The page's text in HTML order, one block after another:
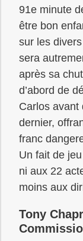
91e minute
être bon
sur les
sera
après sa
d’abord de
Carlos avant
dernier,
franc
Un fait de
ni aux 22
moins aux
Tony